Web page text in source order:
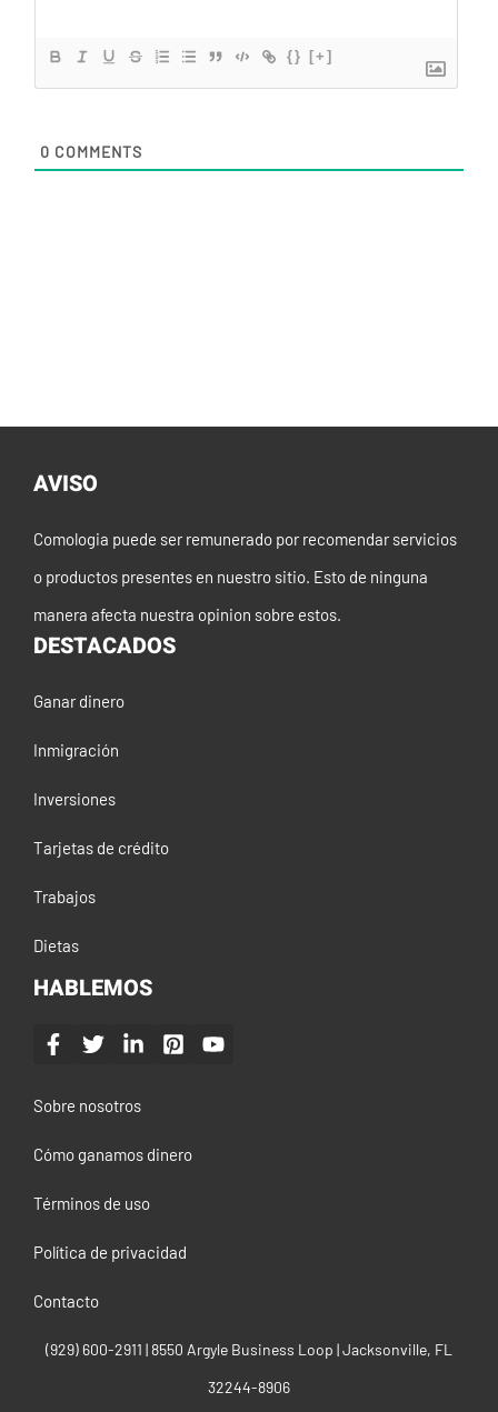
{} [+]
0 COMMENTS
AVISO
Comologia puede ser remunerado por recomendar servicios
o productos presentes en nuestro sitio. Esto de ninguna
manera afecta nuestra opinion sobre estos.
DESTACADOS
Ganar dinero
Inmigración
Inversiones
Tarjetas de crédito
Trabajos
Dietas
HABLEMOS
Sobre nosotros
Cómo ganamos dinero
Términos de uso
Política de privacidad
Contacto
(929) 600-2911‬ | 8550 Argyle Business Loop | Jacksonville, FL
32244-8906